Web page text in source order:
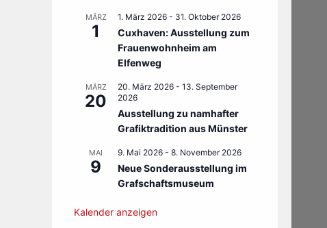
MÄRZ
1
1. März 2026 - 31. Oktober 2026
Cuxhaven: Ausstellung zum
Frauenwohnheim am
Elfenweg
MÄRZ
20
20. März 2026 - 13. September
2026
Ausstellung zu namhafter
Grafiktradition aus Münster
MAI
9
9. Mai 2026 - 8. November 2026
Neue Sonderausstellung im
Grafschaftsmuseum
Kalender anzeigen